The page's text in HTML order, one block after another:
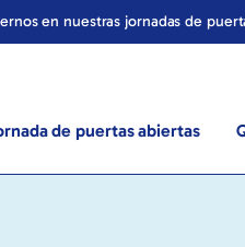
en nuestras jornadas de
depuertas abiertas